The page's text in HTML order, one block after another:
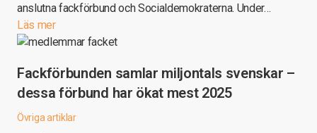
anslutna fackförbund och Socialdemokraterna. Under…
Läs mer
Fackförbunden samlar miljontals svenskar –
dessa förbund har ökat mest 2025
Övriga artiklar